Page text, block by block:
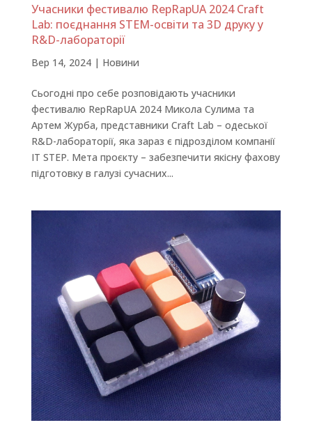
Учасники фестивалю RepRapUA 2024 Craft
Lab: поєднання STEM-освіти та 3D друку у
R&D-лабораторії
Вер 14, 2024| Новини
Сьогодні про себе розповідають учасники
фестивалю RepRapUA 2024 Микола Сулима та
Артем Журба, представники Craft Lab – одеської
R&D-лабораторії, яка зараз є підрозділом компанії
IT STEP. Мета проєкту – забезпечити якісну фахову
підготовку в галузі сучасних...